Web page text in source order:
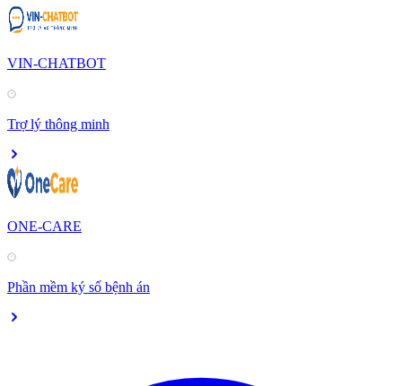
VIN-CHATBOT
Trợ lý thông minh
ONE-CARE
Phần mềm ký số bệnh án